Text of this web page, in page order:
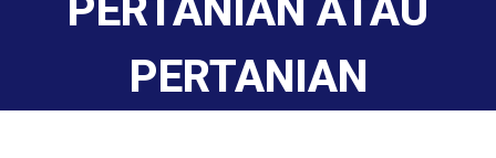
PERTANIAN ATAU
PERTANIAN